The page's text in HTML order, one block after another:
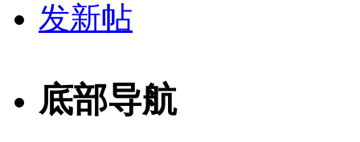
发新帖
底部导航